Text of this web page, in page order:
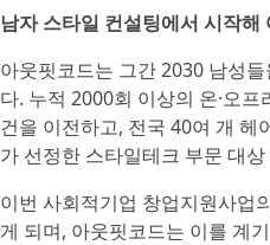
남자 스타일 컨설팅에서 시작
아웃핏코드는 그간 2030 남성
다. 누적 2000회 이상의 온·오
건을 이전하고, 전국 40여 개
가 선정한 스타일테크 부문 대
이번 사회적기업 창업지원사업
게 되며, 아웃핏코드는 이를 계